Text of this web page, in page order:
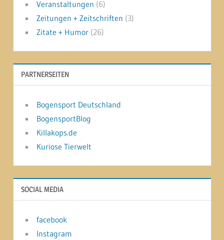
Veranstaltungen (6)
Zeitungen + Zeitschriften (3)
Zitate + Humor(26)
PARTNERSEITEN
Bogensport Deutschland
BogensportBlog
Killakops.de
Kuriose Tierwelt
SOCIAL MEDIA
facebook
Instagram